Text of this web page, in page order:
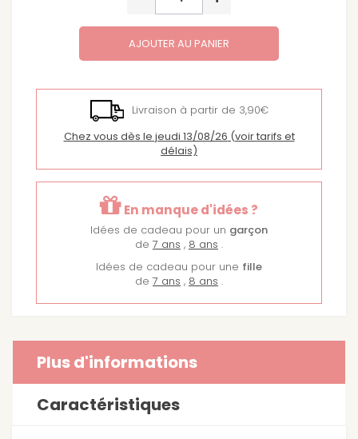
AJOUTER AU PANIER
Livraison à partir de 3,90€
Chez vous dès le jeudi 13/08/26 (voir tarifs et
délais)
En manque d'idées ?
Idées de cadeau pour un garçon
de 7 ans , 8 ans .
Idées de cadeau pour une fille
de 7 ans , 8 ans .
Plus d'informations
Caractéristiques